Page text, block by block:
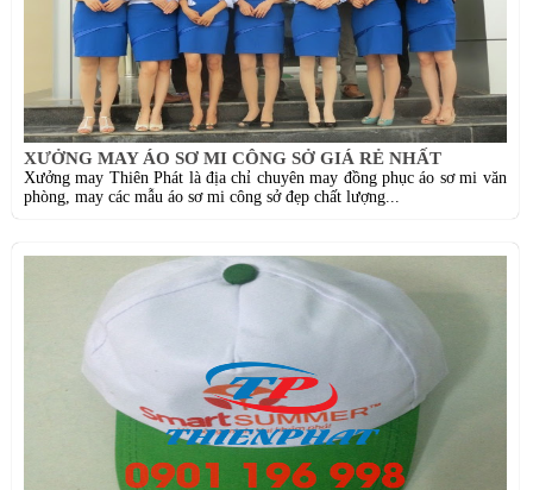
XƯỞNG MAY ÁO SƠ MI CÔNG SỞ GIÁ RẺ NHẤT
Xưởng may Thiên Phát là địa chỉ chuyên may đồng phục áo sơ mi văn
phòng, may các mẫu áo sơ mi công sở đẹp chất lượng...